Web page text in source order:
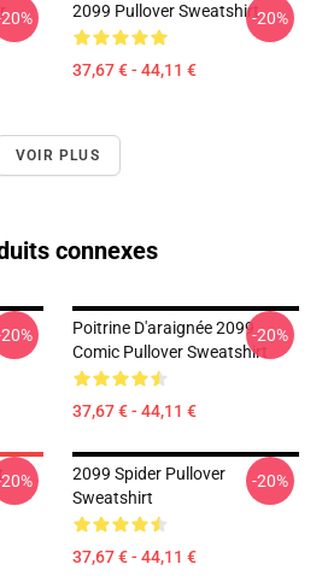
2099 Pullover Sweatshirt
37,67 € - 44,11 €
-20%
VOIR PLUS
connexes
Poitrine D'araignée 2099
Comic Pullover Sweatshirt
37,67 € - 44,11 €
-20%
2099 Spider Pullover
Sweatshirt
37,67 € - 44,11 €
-20%